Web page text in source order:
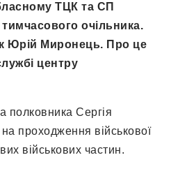
ТЦК та СП
очільника.
Юрій Миронець. Про це
центру
полковника Сергія
проходження військової
військових частин.